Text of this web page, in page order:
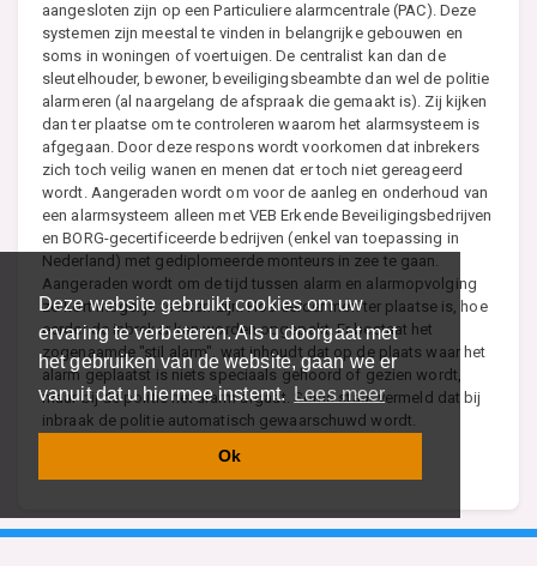
Deze website gebruikt cookies om uw
ervaring te verbeteren. Als u doorgaat met
het gebruiken van de website, gaan we er
vanuit dat u hiermee instemt. Lees meer
Ok
aangesloten zijn op een Particuliere alarmcentrale (PAC). Deze
systemen zijn meestal te vinden in belangrijke gebouwen en
soms in woningen of voertuigen. De centralist kan dan de
sleutelhouder, bewoner, beveiligingsbeambte dan wel de politie
alarmeren (al naargelang de afspraak die gemaakt is). Zij kijken
dan ter plaatse om te controleren waarom het alarmsysteem is
afgegaan. Door deze respons wordt voorkomen dat inbrekers
zich toch veilig wanen en menen dat er toch niet gereageerd
wordt. Aangeraden wordt om voor de aanleg en onderhoud van
een alarmsysteem alleen met VEB Erkende Beveiligingsbedrijven
en BORG-gecertificeerde bedrijven (enkel van toepassing in
Nederland) met gediplomeerde monteurs in zee te gaan.
Aangeraden wordt om de tijd tussen alarm en alarmopvolging
zo kort mogelijk te laten zijn. Hoe eerder men ter plaatse is, hoe
eerder de inbreker kan worden opgepakt. Er bestaat het
zogenaamde "stil alarm", wat inhoudt dat op de plaats waar het
alarm geplaatst is niets speciaals gehoord of gezien wordt,
maar bij de politie het alarm afgaat. Soms staat vermeld dat bij
inbraak de politie automatisch gewaarschuwd wordt.
Lees meer over Alarminstallatie